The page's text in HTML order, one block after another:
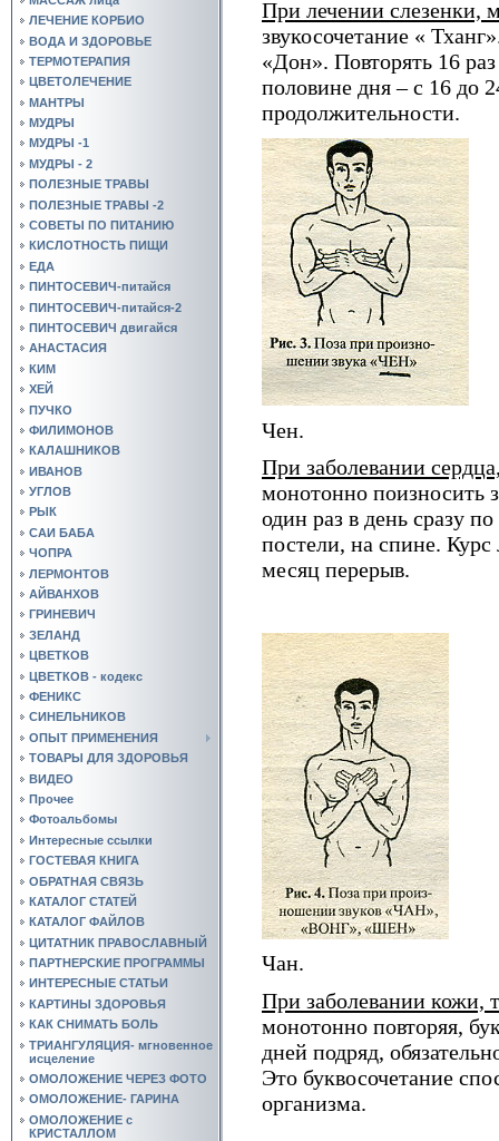
ЛЕЧЕНИЕ КОРБИО
ВОДА И ЗДОРОВЬЕ
ТЕРМОТЕРАПИЯ
ЦВЕТОЛЕЧЕНИЕ
МАНТРЫ
МУДРЫ
МУДРЫ -1
МУДРЫ - 2
ПОЛЕЗНЫЕ ТРАВЫ
ПОЛЕЗНЫЕ ТРАВЫ -2
СОВЕТЫ ПО ПИТАНИЮ
КИСЛОТНОСТЬ ПИЩИ
ЕДА
ПИНТОСЕВИЧ-питайся
ПИНТОСЕВИЧ-питайся-2
ПИНТОСЕВИЧ двигайся
АНАСТАСИЯ
КИМ
ХЕЙ
ПУЧКО
ФИЛИМОНОВ
КАЛАШНИКОВ
ИВАНОВ
УГЛОВ
РЫК
САИ БАБА
ЧОПРА
ЛЕРМОНТОВ
АЙВАНХОВ
ГРИНЕВИЧ
ЗЕЛАНД
ЦВЕТКОВ
ЦВЕТКОВ - кодекс
ФЕНИКС
СИНЕЛЬНИКОВ
ОПЫТ ПРИМЕНЕНИЯ
ТОВАРЫ ДЛЯ ЗДОРОВЬЯ
ВИДЕО
Прочее
Фотоальбомы
Интересные ссылки
ГОСТЕВАЯ КНИГА
ОБРАТНАЯ СВЯЗЬ
КАТАЛОГ СТАТЕЙ
КАТАЛОГ ФАЙЛОВ
ЦИТАТНИК ПРАВОСЛАВНЫЙ
ПАРТНЕРСКИЕ ПРОГРАММЫ
ИНТЕРЕСНЫЕ СТАТЬИ
КАРТИНЫ ЗДОРОВЬЯ
КАК СНИМАТЬ БОЛЬ
ТРИАНГУЛЯЦИЯ- мгновенное
исцеление
ОМОЛОЖЕНИЕ ЧЕРЕЗ ФОТО
ОМОЛОЖЕНИЕ- ГАРИНА
ОМОЛОЖЕНИЕ с
КРИСТАЛЛОМ
При лечении слезенки,
звукосочетание «
«Дон». Повторять 16
половине дня – с 16 до
продолжительности.
Чен.
При заболевании
монотонно поизносить
один раз в день сразу
постели, на спине. Курс
месяц перерыв.
Чан.
При заболевании кожи,
монотонно повторяя,
дней подряд,
Это буквосочетание
организма.